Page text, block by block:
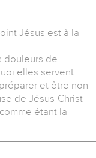
Jésus est à la
douleurs de
elles servent.
et être non
de Jésus-Christ
étant la